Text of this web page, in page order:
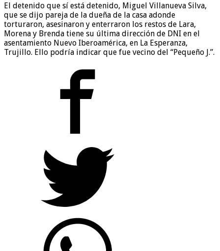
El detenido que sí está detenido, Miguel Villanueva Silva,
que se dijo pareja de la dueña de la casa adonde
torturaron, asesinaron y enterraron los restos de Lara,
Morena y Brenda tiene su última dirección de DNI en el
asentamiento Nuevo Iberoamérica, en La Esperanza,
Trujillo. Ello podría indicar que fue vecino del “Pequeño J.”.